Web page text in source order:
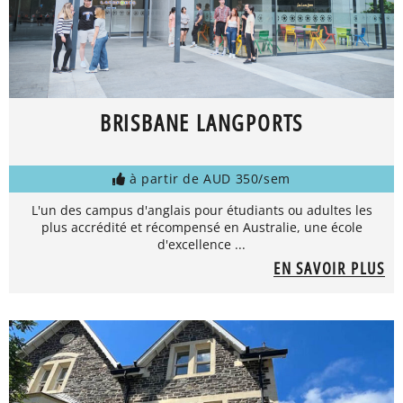
BRISBANE LANGPORTS
à partir de AUD 350/sem
L'un des campus d'anglais pour étudiants ou adultes les
plus accrédité et récompensé en Australie, une école
d'excellence ...
EN SAVOIR PLUS